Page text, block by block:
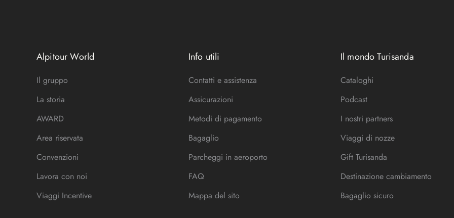
Alpitour World
Il gruppo
La storia
AWARD
Area riservata
Convenzioni
Lavora con noi
Viaggi Incentive
Info utili
Contatti e assistenza
Assicurazioni
Metodi di pagamento
Bagaglio
Parcheggi in aeroporto
FAQ
Mappa del sito
Il mondo Turisanda
Cataloghi
Podcast
I nostri partners
Viaggi di nozze
Gift Turisanda
Destinazione cambiamento
Bagaglio sicuro